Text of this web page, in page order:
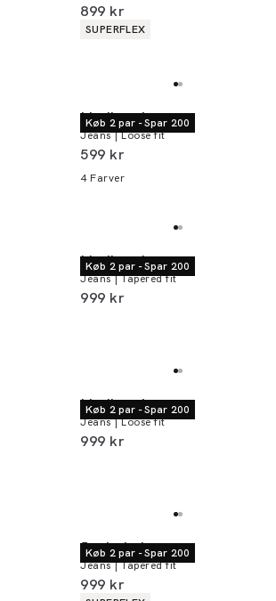
I alt (inkl. rabat)
899 kr
Produkt egenskaber
SUPERFLEX
Køb 2 par - Spar 200
Lindbergh
Jeans | Loose fit
I alt (inkl. rabat)
599 kr
4 Farver
Køb 2 par - Spar 200
Lindbergh
Jeans | Tapered fit
I alt (inkl. rabat)
999 kr
Køb 2 par - Spar 200
Lindbergh
Jeans | Loose fit
I alt (inkl. rabat)
999 kr
Køb 2 par - Spar 200
Junk de Luxe
Jeans | Tapered fit
I alt (inkl. rabat)
999 kr